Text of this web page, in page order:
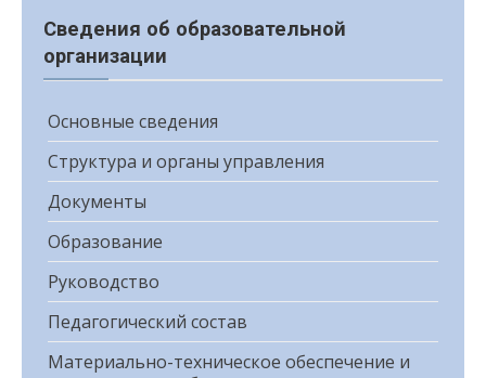
Сведения об образовательной
организации
Основные сведения
Структура и органы управления
Документы
Образование
Руководство
Педагогический состав
Материально-техническое обеспечение и